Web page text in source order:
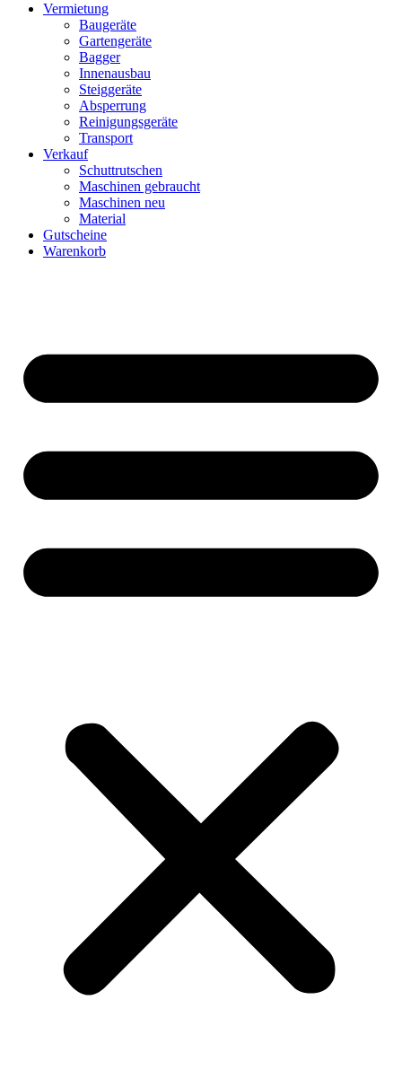
Vermietung
Baugeräte
Gartengeräte
Bagger
Innenausbau
Steiggeräte
Absperrung
Reinigungsgeräte
Transport
Verkauf
Schuttrutschen
Maschinen gebraucht
Maschinen neu
Material
Gutscheine
Warenkorb